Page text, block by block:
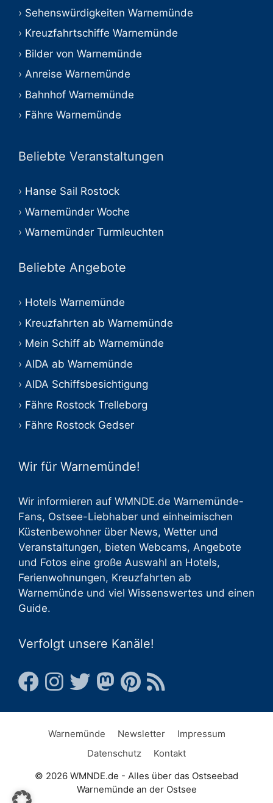
Sehenswürdigkeiten Warnemünde
Kreuzfahrtschiffe Warnemünde
Bilder von Warnemünde
Anreise Warnemünde
Bahnhof Warnemünde
Fähre Warnemünde
Beliebte Veranstaltungen
Hanse Sail Rostock
Warnemünder Woche
Warnemünder Turmleuchten
Beliebte Angebote
Hotels Warnemünde
Kreuzfahrten ab Warnemünde
Mein Schiff ab Warnemünde
AIDA ab Warnemünde
AIDA Schiffsbesichtigung
Fähre Rostock Trelleborg
Fähre Rostock Gedser
Wir für Warnemünde!
Wir informieren auf WMNDE.de Warnemünde-
Fans, Ostsee-Liebhaber und einheimischen
Küstenbewohner über News, Wetter und
Veranstaltungen, bieten Webcams, Angebote
und Fotos eine große Auswahl an Hotels,
Ferienwohnungen, Kreuzfahrten ab
Warnemünde und viel Wissenswertes und einen
Guide.
Verfolgt unsere Kanäle!
Warnemünde Newsletter
Impressum
Datenschutz
Kontakt
© 2026 WMNDE.de - Alles über das Ostseebad
Warnemünde an der Ostsee